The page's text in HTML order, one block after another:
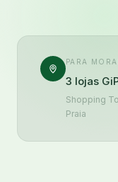
PARA
3 lojas
Shopping
Praia